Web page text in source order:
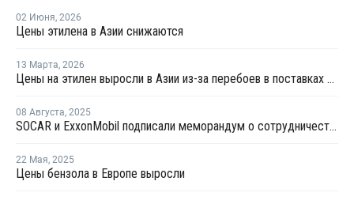
02 Июня, 2026
Цены этилена в Азии снижаются
13 Марта, 2026
Цены на этилен выросли в Азии из-за перебоев в поставках и повышения цен на энергоносители
08 Августа, 2025
SOCAR и ExxonMobil подписали меморандум о сотрудничестве
22 Мая, 2025
Цены бензола в Европе выросли